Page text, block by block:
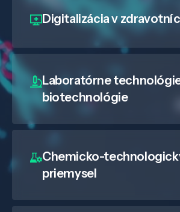
Digitalizáciav
Laboratórne
biotechnológie
Chemicko-
priemysel